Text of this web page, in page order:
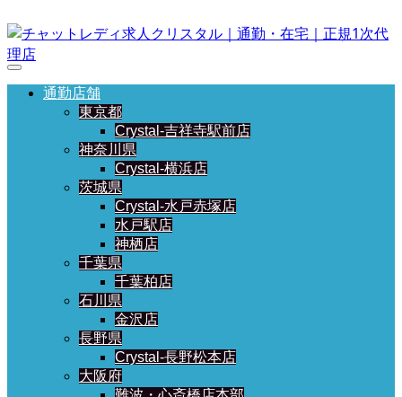
通勤店舗
東京都
Crystal-吉祥寺駅前店
神奈川県
Crystal-横浜店
茨城県
Crystal-水戸赤塚店
水戸駅店
神栖店
千葉県
千葉柏店
石川県
金沢店
長野県
Crystal-長野松本店
大阪府